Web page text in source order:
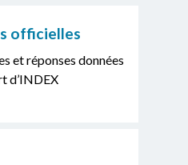
officielles
et réponses données
d’INDEX